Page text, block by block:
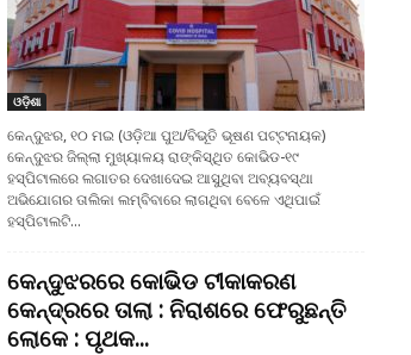
ଓଡ଼ିଶା
କେନ୍ଦୁଝର, ୧୦ ମଇ (ଓଡ଼ିଆ ପୁଅ/ବିଭୂତି ଭୂଷଣ ପଟ୍ଟନାୟକ)
କେନ୍ଦୁଝର ଜିଲ୍ଲା ମୁଖ୍ୟାଳୟ ରାଙ୍କିସ୍ଥିତ କୋଭିଡ-୧୯
ହସ୍‌ପିଟାଲରେ ଲଗାତର ଦେଖାଦେଇ ଆସୁଥିବା ଅବ୍ୟବସ୍ଥା
ଅଭିଯୋଗର ତାଲିକା ଲମ୍ବିବାରେ ଲାଗଥିବା ବେଳେ ଏଥିପାଇଁ
ହସ୍‌ପିଟାଲଟି...
କେନ୍ଦୁଝରରେ କୋଭିଡ ଟୀକାକରଣ
କେନ୍ଦ୍ରରେ ତାଲା : ନିରାଶରେ ଫେରୁଛନ୍ତି
ଲୋକେ : ପୃଥକ...